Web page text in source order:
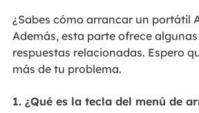
¿Sabes cómo arrancar un portátil
Además, esta parte ofrece
respuestas relacionadas. Espero
más de tu problema.
1. ¿Qué es la tecla del menú de